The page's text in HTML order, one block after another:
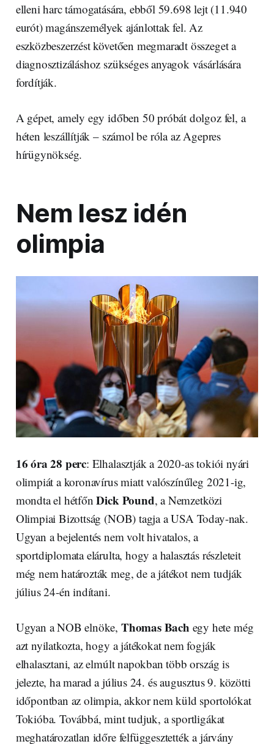
elleni harc támogatására, ebből 59.698 lejt (11.940
eurót) magánszemélyek ajánlottak fel. Az
eszközbeszerzést követően megmaradt összeget a
diagnosztizáláshoz szükséges anyagok vásárlására
fordítják.
A gépet, amely egy időben 50 próbát dolgoz fel, a
héten leszállítják – számol be róla az Agepres
hírügynökség.
Nem lesz idén
olimpia
16 óra 28 perc: Elhalasztják a 2020-as tokiói nyári
olimpiát a koronavírus miatt valószínűleg 2021-ig,
mondta el hétfőnDick Pound, a Nemzetközi
Olimpiai Bizottság (NOB) tagja a USA Today-nak.
Ugyan a bejelentés nem volt hivatalos, a
sportdiplomata elárulta, hogy a halasztás részleteit
még nem határozták meg, de a játékot nem tudják
július 24-én indítani.
Ugyan a NOB elnöke, Thomas Bach egy hete még
azt nyilatkozta, hogy a játékokat nem fogják
elhalasztani, az elmúlt napokban több ország is
jelezte, ha marad a július 24. és augusztus 9. közötti
időpontban az olimpia, akkor nem küld sportolókat
Tokióba. Továbbá, mint tudjuk, a sportligákat
meghatározatlan időre felfüggesztették a járvány